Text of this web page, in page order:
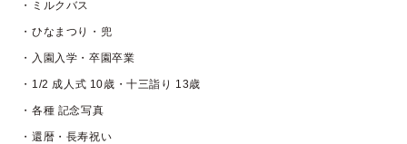
・ミルクバス
・ひなまつり・兜
・入園入学・卒園卒業
・1/2 成人式 10歳・十三詣り 13歳
・各種 記念写真
・還暦・長寿祝い